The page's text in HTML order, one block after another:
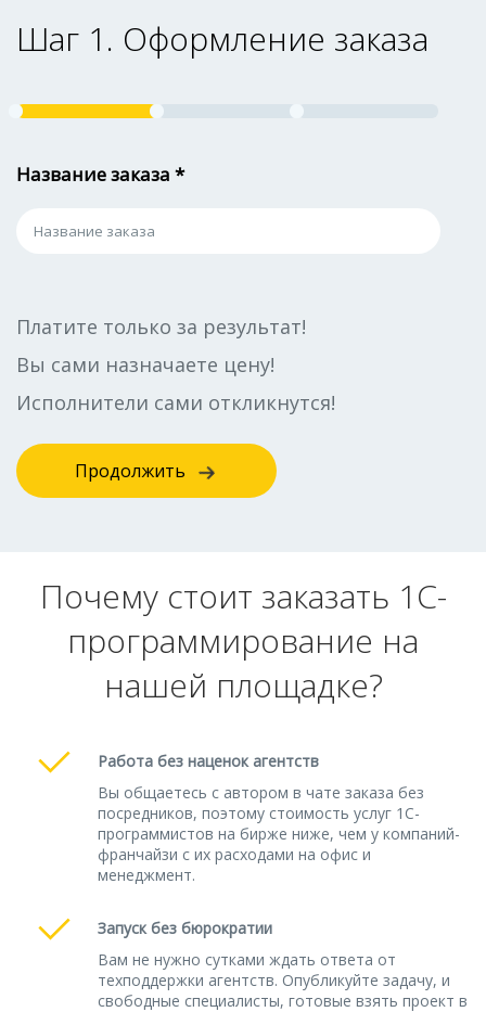
Шаг 1. Оформление заказа
Название заказа *
Платите только за результат!
Вы сами назначаете цену!
Исполнители сами откликнутся!
Продолжить
Почему стоит заказать 1С-
программирование на
нашей площадке?
Работа без наценок агентств
Вы общаетесь с автором в чате заказа без
посредников, поэтому стоимость услуг 1С-
программистов на бирже ниже, чем у компаний-
франчайзи с их расходами на офис и
менеджмент.
Запуск без бюрократии
Вам не нужно сутками ждать ответа от
техподдержки агентств. Опубликуйте задачу, и
свободные специалисты, готовые взять проект в